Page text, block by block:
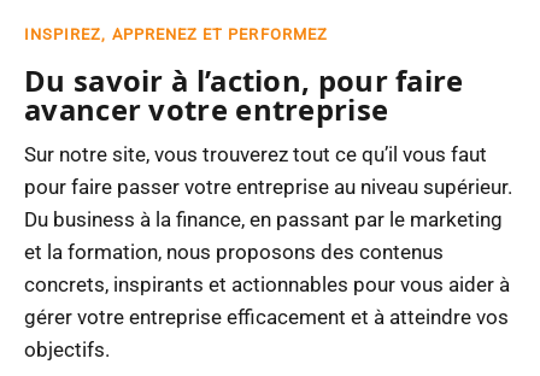
INSPIREZ, APPRENEZ ET PERFORMEZ
Du savoir à l’action, pour faire
avancer votre entreprise
Sur notre site, vous trouverez tout ce qu’il vous faut
pour faire passer votre entreprise au niveau supérieur.
Du business à la finance, en passant par le marketing
et la formation, nous proposons des contenus
concrets, inspirants et actionnables pour vous aider à
gérer votre entreprise efficacement et à atteindre vos
objectifs.